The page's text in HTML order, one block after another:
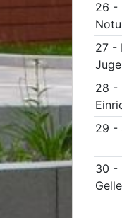
26 -
27 -
28 -
29 -
30 -